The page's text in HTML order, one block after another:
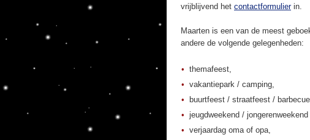
vrijblijvend het contactformulierin.
Maarten is een van de meest
andere de volgende gelegenheden:
themafeest,
vakantiepark / camping,
buurtfeest / straatfeest /
jeugdweekend /
verjaardag oma of opa,